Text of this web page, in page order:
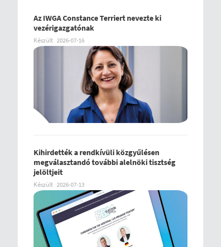
Az IWGA Constance Terriert nevezte ki
vezérigazgatónak
Készült 2026-07-16
Kihirdették a rendkívüli közgyűlésen
megválasztandó további alelnöki tisztség
jelöltjeit
Készült 2026-07-13